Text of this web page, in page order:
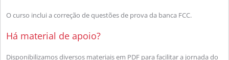
O curso inclui a correção de questões de prova da banca FCC.
Há material de apoio?
Disponibilizamos diversos materiais em PDF para facilitar a jornada do